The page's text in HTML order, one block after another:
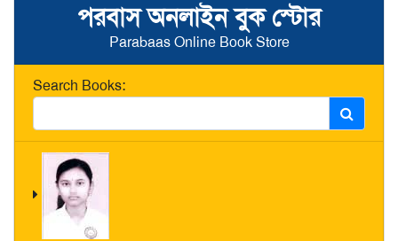
পরবাস অনলাইন বুক স্টোর
Parabaas Online Book Store
Search Books: